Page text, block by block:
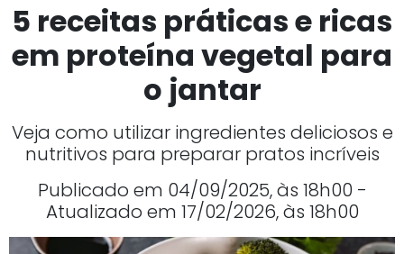
5 receitas práticas e ricas
em proteína vegetal para
o jantar
Veja como utilizar ingredientes deliciosos e
nutritivos para preparar pratos incríveis
Publicado em 04/09/2025, às 18h00 -
Atualizado em 17/02/2026, às 18h00